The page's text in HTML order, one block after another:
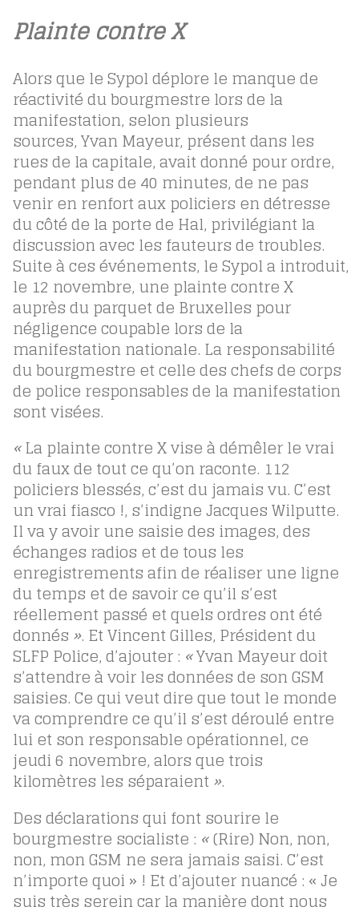
Plainte contre X
Alors que le Sypol déplore le manque de
réactivité du bourgmestre lors de la
manifestation, selon plusieurs
sources, Yvan Mayeur, présent dans les
rues de la capitale, avait donné pour ordre,
pendant plus de 40 minutes, de ne pas
venir en renfort aux policiers en détresse
du côté de la porte de Hal, privilégiant la
discussion avec les fauteurs de troubles.
Suite à ces événements, le Sypol a introduit,
le 12 novembre, une plainte contre X
auprès du parquet de Bruxelles pour
négligence coupable lors de la
manifestation nationale. La responsabilité
du bourgmestre et celle des chefs de corps
de police responsables de la manifestation
sont visées.
«La plainte contre X vise à démêler le vrai
du faux de tout ce qu’on raconte. 112
policiers blessés, c’est du jamais vu. C’est
un vrai fiasco !, s’indigne Jacques Wilputte.
Il va y avoir une saisie des images, des
échanges radios et de tous les
enregistrements afin de réaliser une ligne
du temps et de savoir ce qu’il s’est
réellement passé et quels ordres ont été
donnés ». Et Vincent Gilles, Président du
SLFP Police, d’ajouter : «Yvan Mayeur doit
s’attendre à voir les données de son GSM
saisies. Ce qui veut dire que tout le monde
va comprendre ce qu’il s’est déroulé entre
lui et son responsable opérationnel, ce
jeudi 6 novembre, alors que trois
kilomètres les séparaient».
Des déclarations qui font sourire le
bourgmestre socialiste : «(Rire) Non, non,
non, mon GSM ne sera jamais saisi. C’est
n’importe quoi » ! Et d’ajouter nuancé : « Je
suis très serein car la manière dont nous